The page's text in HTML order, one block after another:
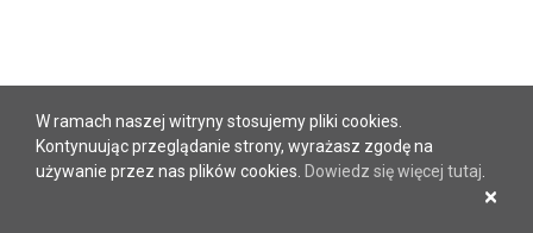
W ramach naszej witryny stosujemy pliki cookies.
Kontynuując przeglądanie strony, wyrażasz zgodę na
używanie przez nas plików cookies. Dowiedz się więcej tutaj
×